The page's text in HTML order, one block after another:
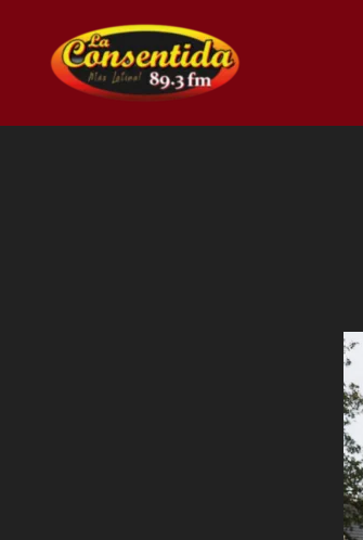
contenido